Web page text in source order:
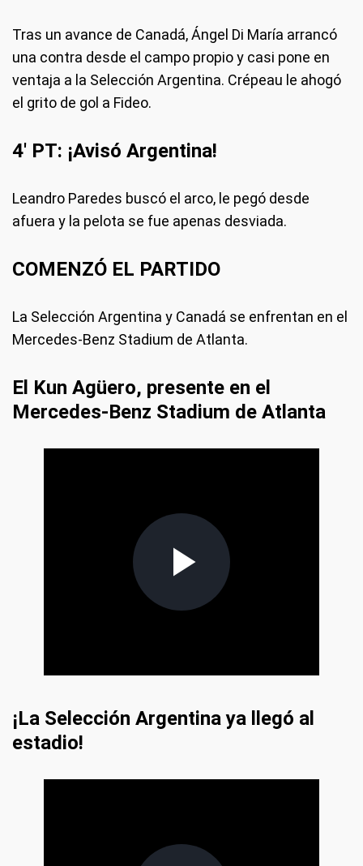
Tras un avance de Canadá, Ángel Di María arrancó
una contra desde el campo propio y casi pone en
ventaja a la Selección Argentina. Crépeau le ahogó
el grito de gol a Fideo.
4' PT: ¡Avisó Argentina!
Leandro Paredes buscó el arco, le pegó desde
afuera y la pelota se fue apenas desviada.
COMENZÓ EL PARTIDO
La Selección Argentina y Canadá se enfrentan en el
Mercedes-Benz Stadium de Atlanta.
El Kun Agüero, presente en el
Mercedes-Benz Stadium de Atlanta
¡La Selección Argentina ya llegó al
estadio!